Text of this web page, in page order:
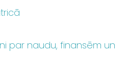
par naudu, finansēm un